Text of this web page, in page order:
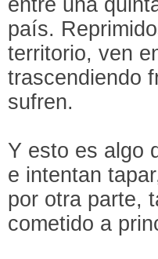
país.
territorio, ven
trascendiendo
sufren.
Y esto es algo
e intentan
por otra parte,
cometido a